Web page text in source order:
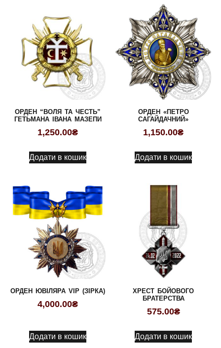
ОРДЕН “ВОЛЯ ТА ЧЕСТЬ”
ГЕТЬМАНА ІВАНА МАЗЕПИ
1,250.00₴
Додати в кошик
ОРДЕН «ПЕТРО
САГАЙДАЧНИЙ»
1,150.00₴
Додати в кошик
ОРДЕН ЮВІЛЯРА VIP (ЗІРКА)
4,000.00₴
Додати в кошик
ХРЕСТ БОЙОВОГО
БРАТЕРСТВА
575.00₴
Додати в кошик